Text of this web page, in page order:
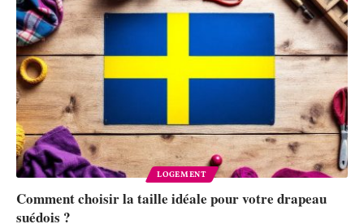
LOGEMENT
Comment choisir la taille idéale pour votre drapeau
suédois ?